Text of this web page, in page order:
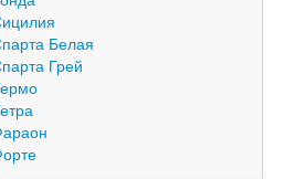
Белая
Грей